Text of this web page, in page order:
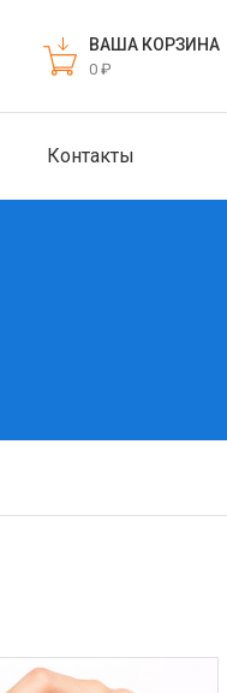
ВАША КОРЗИНА
0 ₽
Контакты